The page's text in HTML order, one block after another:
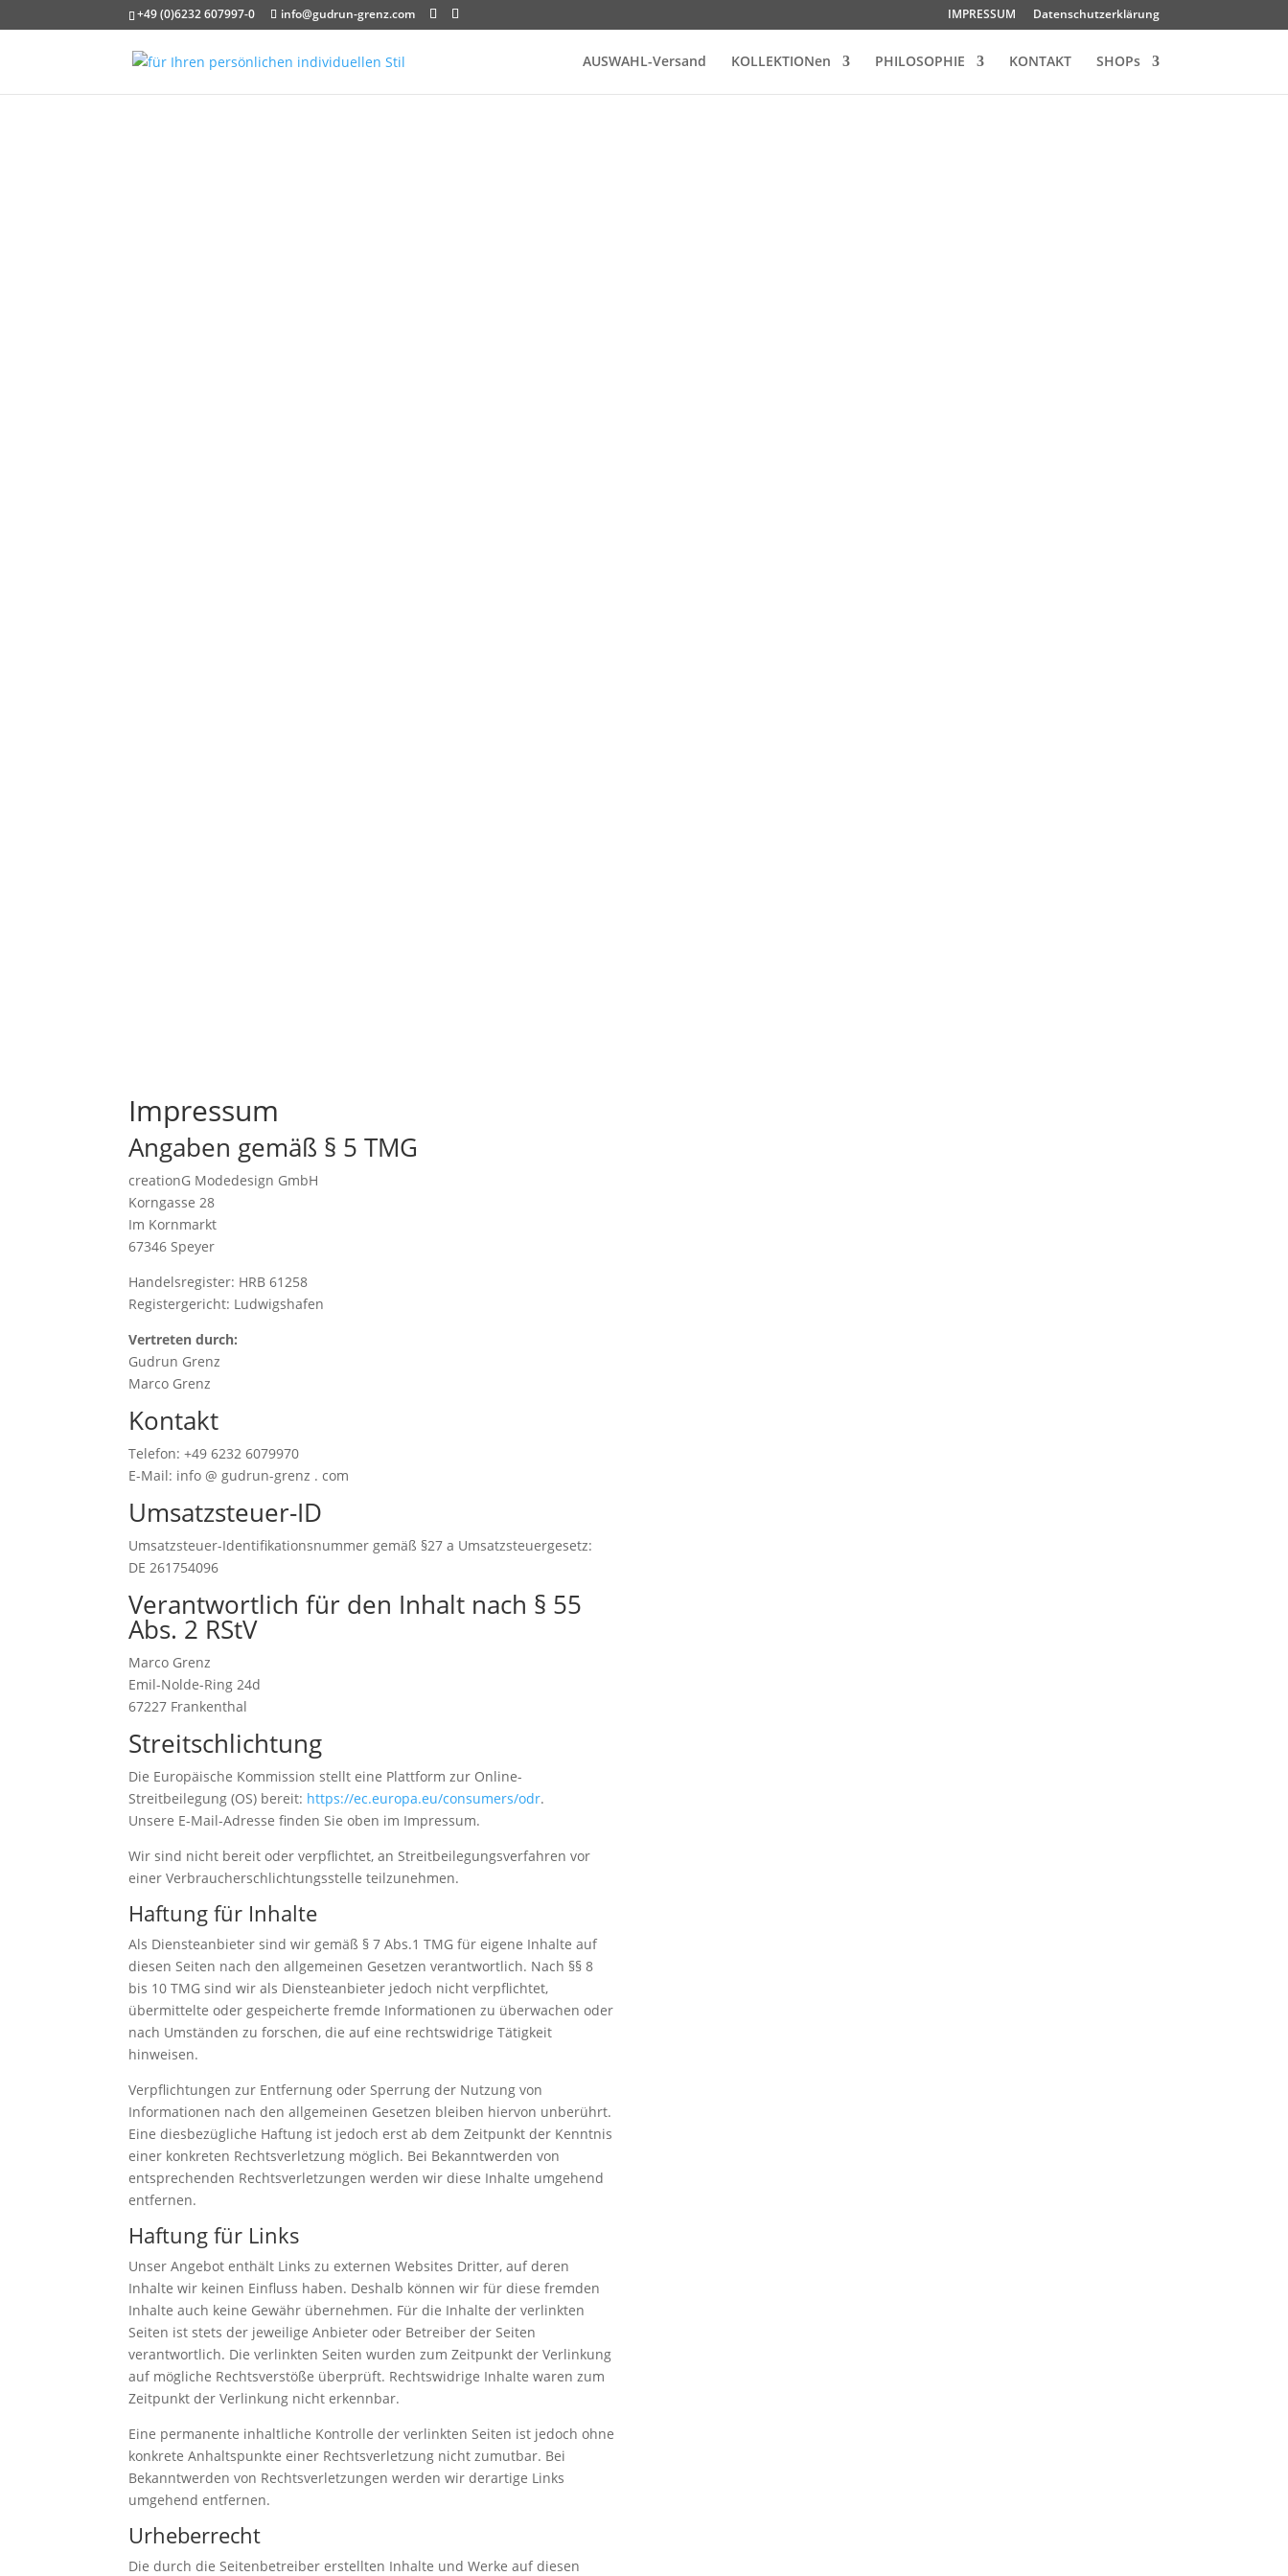
+49 (0)6232 607997-0 info@gudrun-grenz.com IMPRESSUM Datenschutzerklärung
AUSWAHL-Versand KOLLEKTIONen PHILOSOPHIE KONTAKT SHOPs
Impressum
Angaben gemäß § 5 TMG
creationG Modedesign GmbH
Korngasse 28
Im Kornmarkt
67346 Speyer
Handelsregister: HRB 61258
Registergericht: Ludwigshafen
Vertreten durch:
Gudrun Grenz
Marco Grenz
Kontakt
Telefon: +49 6232 6079970
E-Mail: info @ gudrun-grenz . com
Umsatzsteuer-ID
Umsatzsteuer-Identifikationsnummer gemäß §27 a Umsatzsteuergesetz:
DE 261754096
Verantwortlich für den Inhalt nach § 55
Abs. 2 RStV
Marco Grenz
Emil-Nolde-Ring 24d
67227 Frankenthal
Streitschlichtung
Die Europäische Kommission stellt eine Plattform zur Online-
Streitbeilegung (OS) bereit: https://ec.europa.eu/consumers/odr.
Unsere E-Mail-Adresse finden Sie oben im Impressum.
Wir sind nicht bereit oder verpflichtet, an Streitbeilegungsverfahren vor
einer Verbraucherschlichtungsstelle teilzunehmen.
Haftung für Inhalte
Als Diensteanbieter sind wir gemäß § 7 Abs.1 TMG für eigene Inhalte auf
diesen Seiten nach den allgemeinen Gesetzen verantwortlich. Nach §§ 8
bis 10 TMG sind wir als Diensteanbieter jedoch nicht verpflichtet,
übermittelte oder gespeicherte fremde Informationen zu überwachen oder
nach Umständen zu forschen, die auf eine rechtswidrige Tätigkeit
hinweisen.
Verpflichtungen zur Entfernung oder Sperrung der Nutzung von
Informationen nach den allgemeinen Gesetzen bleiben hiervon unberührt.
Eine diesbezügliche Haftung ist jedoch erst ab dem Zeitpunkt der Kenntnis
einer konkreten Rechtsverletzung möglich. Bei Bekanntwerden von
entsprechenden Rechtsverletzungen werden wir diese Inhalte umgehend
entfernen.
Haftung für Links
Unser Angebot enthält Links zu externen Websites Dritter, auf deren
Inhalte wir keinen Einfluss haben. Deshalb können wir für diese fremden
Inhalte auch keine Gewähr übernehmen. Für die Inhalte der verlinkten
Seiten ist stets der jeweilige Anbieter oder Betreiber der Seiten
verantwortlich. Die verlinkten Seiten wurden zum Zeitpunkt der Verlinkung
auf mögliche Rechtsverstöße überprüft. Rechtswidrige Inhalte waren zum
Zeitpunkt der Verlinkung nicht erkennbar.
Eine permanente inhaltliche Kontrolle der verlinkten Seiten ist jedoch ohne
konkrete Anhaltspunkte einer Rechtsverletzung nicht zumutbar. Bei
Bekanntwerden von Rechtsverletzungen werden wir derartige Links
umgehend entfernen.
Urheberrecht
Die durch die Seitenbetreiber erstellten Inhalte und Werke auf diesen